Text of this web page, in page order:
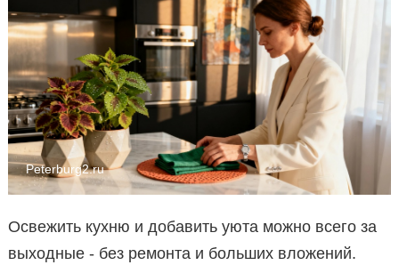
Peterburg2.ru
Освежить кухню и добавить уюта можно всего за
выходные - без ремонта и больших вложений.